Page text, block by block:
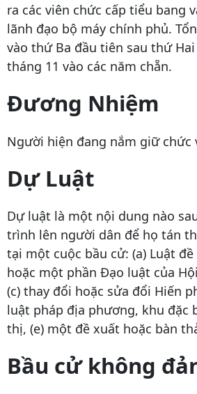
ra các viên chức cấp tiểu bang
lãnh đạo bộ máy chính phủ.
vào thứ Ba đầu tiên sau thứ
tháng 11 vào các năm chẵn.
Đương Nhiệm
Người hiện đang nắm giữ chức
Dự Luật
Dự luật là một nội dung nào
trình lên người dân để họ tán
tại một cuộc bầu cử: (a) Luật
hoặc một phần Đạo luật của
(c) thay đổi hoặc sửa đổi Hiến
luật pháp địa phương, khu đặc
thị, (e) một đề xuất hoặc bàn
Bầu cử không